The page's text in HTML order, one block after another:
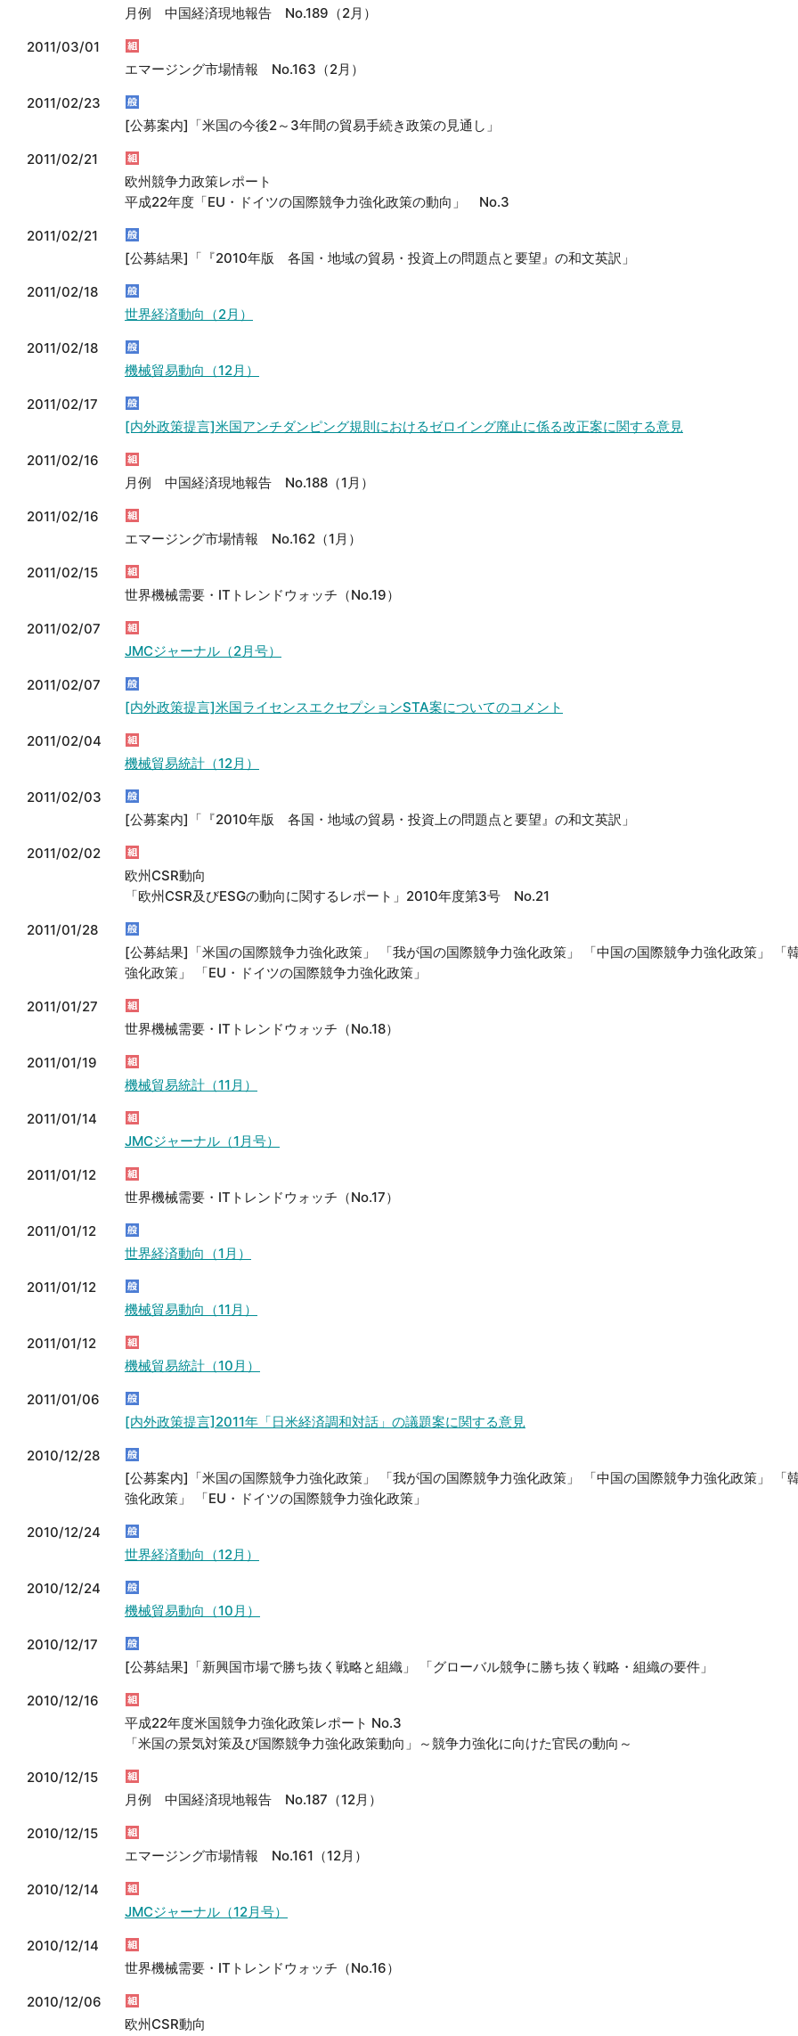
月例 中国経済現地報告 No.189（2月）
2011/03/01
エマージング市場情報 No.163（2月）
2011/02/23
[公募案内]「米国の今後2～3年間の貿易手続き政策の見通し」
2011/02/21
欧州競争力政策レポート
平成22年度「EU・ドイツの国際競争力強化政策の動向」 No.3
2011/02/21
[公募結果]「『2010年版 各国・地域の貿易・投資上の問題点と要望』の和文英訳」
2011/02/18
世界経済動向（2月）
2011/02/18
機械貿易動向（12月）
2011/02/17
[内外政策提言]米国アンチダンピング規則におけるゼロイング廃止に係る改正案に関する意見
2011/02/16
月例 中国経済現地報告 No.188（1月）
2011/02/16
エマージング市場情報 No.162（1月）
2011/02/15
世界機械需要・ITトレンドウォッチ（No.19）
2011/02/07
JMCジャーナル（2月号）
2011/02/07
[内外政策提言]米国ライセンスエクセプションSTA案についてのコメント
2011/02/04
機械貿易統計（12月）
2011/02/03
[公募案内]「『2010年版 各国・地域の貿易・投資上の問題点と要望』の和文英訳」
2011/02/02
欧州CSR動向
「欧州CSR及びESGの動向に関するレポート」2010年度第3号 No.21
2011/01/28
[公募結果]「米国の国際競争力強化政策」 「我が国の国際競争力強化政策」 「中国の国際競争力強化政策」 「
強化政策」 「EU・ドイツの国際競争力強化政策」
2011/01/27
世界機械需要・ITトレンドウォッチ（No.18）
2011/01/19
機械貿易統計（11月）
2011/01/14
JMCジャーナル（1月号）
2011/01/12
世界機械需要・ITトレンドウォッチ（No.17）
2011/01/12
世界経済動向（1月）
2011/01/12
機械貿易動向（11月）
2011/01/12
機械貿易統計（10月）
2011/01/06
[内外政策提言]2011年「日米経済調和対話」の議題案に関する意見
2010/12/28
[公募案内]「米国の国際競争力強化政策」 「我が国の国際競争力強化政策」 「中国の国際競争力強化政策」 「
強化政策」 「EU・ドイツの国際競争力強化政策」
2010/12/24
世界経済動向（12月）
2010/12/24
機械貿易動向（10月）
2010/12/17
[公募結果]「新興国市場で勝ち抜く戦略と組織」 「グローバル競争に勝ち抜く戦略・組織の要件」
2010/12/16
平成22年度米国競争力強化政策レポート No.3
「米国の景気対策及び国際競争力強化政策動向」～競争力強化に向けた官民の動向～
2010/12/15
月例 中国経済現地報告 No.187（12月）
2010/12/15
エマージング市場情報 No.161（12月）
2010/12/14
JMCジャーナル（12月号）
2010/12/14
世界機械需要・ITトレンドウォッチ（No.16）
2010/12/06
欧州CSR動向